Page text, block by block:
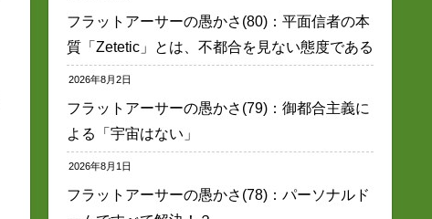
フラットアーサーの愚かさ(80)：平面信者の本
質「Zetetic」とは、不都合を見ない態度である
2026年8月2日
フラットアーサーの愚かさ(79)：御都合主義に
よる「宇宙はない」
2026年8月1日
フラットアーサーの愚かさ(78)：パーソナルド